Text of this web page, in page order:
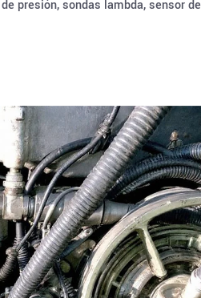
presión, sondas lambda, sensor de